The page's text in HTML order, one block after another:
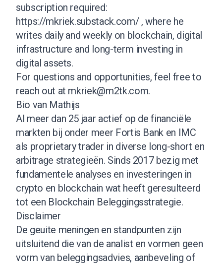
subscription required:
https://mkriek.substack.com/, where he
writes daily and weekly on blockchain, digital
infrastructure and long-term investing in
digital assets.
For questions and opportunities, feel free to
reach out at mkriek@m2tk.com.
Bio van Mathijs
Al meer dan 25 jaar actief op de financiële
markten bij onder meer Fortis Bank en IMC
als proprietary trader in diverse long-short en
arbitrage strategieën. Sinds 2017 bezig met
fundamentele analyses en investeringen in
crypto en blockchain wat heeft geresulteerd
tot een Blockchain Beleggingsstrategie.
Disclaimer
De geuite meningen en standpunten zijn
uitsluitend die van de analist en vormen geen
vorm van beleggingsadvies, aanbeveling of